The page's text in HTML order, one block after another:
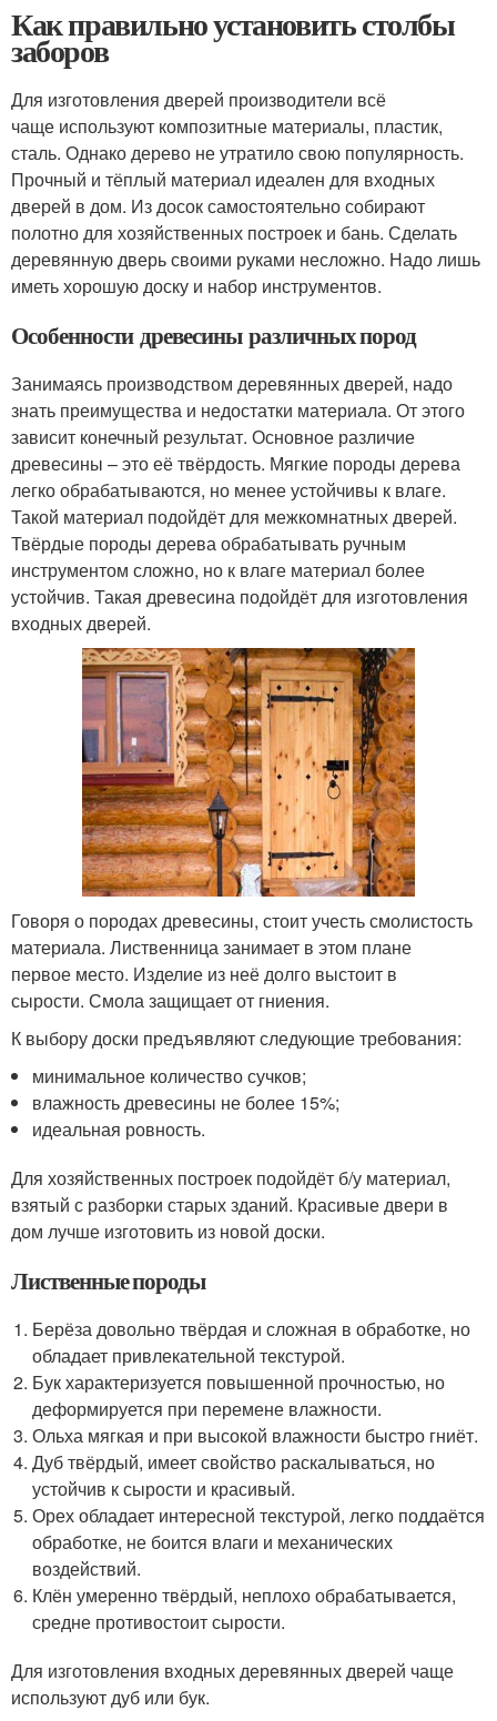
Как правильно установить столбы
заборов
Для изготовления дверей производители всё
чаще используют композитные материалы, пластик,
сталь. Однако дерево не утратило свою популярность.
Прочный и тёплый материал идеален для входных
дверей в дом. Из досок самостоятельно собирают
полотно для хозяйственных построек и бань. Сделать
деревянную дверь своими руками несложно. Надо лишь
иметь хорошую доску и набор инструментов.
Особенности древесины различных пород
Занимаясь производством деревянных дверей, надо
знать преимущества и недостатки материала. От этого
зависит конечный результат. Основное различие
древесины – это её твёрдость. Мягкие породы дерева
легко обрабатываются, но менее устойчивы к влаге.
Такой материал подойдёт для межкомнатных дверей.
Твёрдые породы дерева обрабатывать ручным
инструментом сложно, но к влаге материал более
устойчив. Такая древесина подойдёт для изготовления
входных дверей.
Говоря о породах древесины, стоит учесть смолистость
материала. Лиственница занимает в этом плане
первое место. Изделие из неё долго выстоит в
сырости. Смола защищает от гниения.
К выбору доски предъявляют следующие требования:
минимальное количество сучков;
влажность древесины не более 15%;
идеальная ровность.
Для хозяйственных построек подойдёт б/у материал,
взятый с разборки старых зданий. Красивые двери в
дом лучше изготовить из новой доски.
Лиственные породы
Берёза довольно твёрдая и сложная в обработке, но
обладает привлекательной текстурой.
Бук характеризуется повышенной прочностью, но
деформируется при перемене влажности.
Ольха мягкая и при высокой влажности быстро гниёт.
Дуб твёрдый, имеет свойство раскалываться, но
устойчив к сырости и красивый.
Орех обладает интересной текстурой, легко поддаётся
обработке, не боится влаги и механических
воздействий.
Клён умеренно твёрдый, неплохо обрабатывается,
средне противостоит сырости.
Для изготовления входных деревянных дверей чаще
используют дуб или бук.